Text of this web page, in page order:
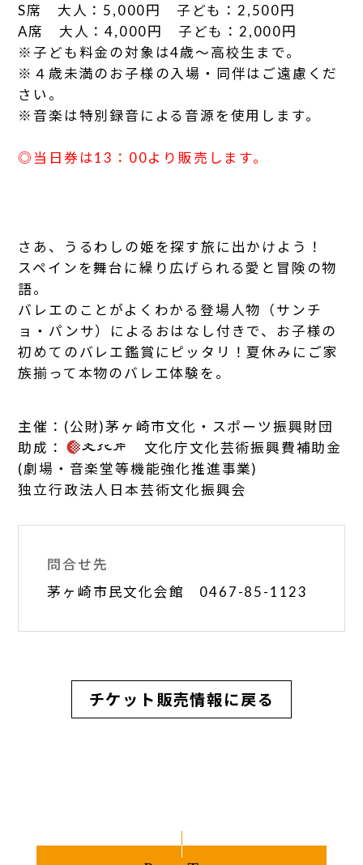
S席 大人：5,000円 子ども：2,500円
A席 大人：4,000円 子ども：2,000円
※子ども料金の対象は4歳～高校生まで。
※４歳未満のお子様の入場・同伴はご遠慮くだ
さい。
※音楽は特別録音による音源を使用します。
◎当日券は13：00より販売します。
さあ、うるわしの姫を探す旅に出かけよう！
スペインを舞台に繰り広げられる愛と冒険の物
語。
バレエのことがよくわかる登場人物（サンチ
ョ・パンサ）によるおはなし付きで、お子様の
初めてのバレエ鑑賞にピッタリ！夏休みにご家
族揃って本物のバレエ体験を。
主催：(公財)茅ヶ崎市文化・スポーツ振興財団
助成：
文化庁文化芸術振興費補助金
(劇場・音楽堂等機能強化推進事業)
独立行政法人日本芸術文化振興会
問合せ先
茅ヶ崎市民文化会館 0467-85-1123
チケット販売情報に戻る